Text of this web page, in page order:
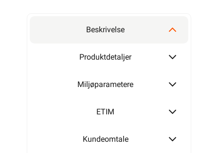
Beskrivelse
Produktdetaljer
Miljøparametere
ETIM
Kundeomtale